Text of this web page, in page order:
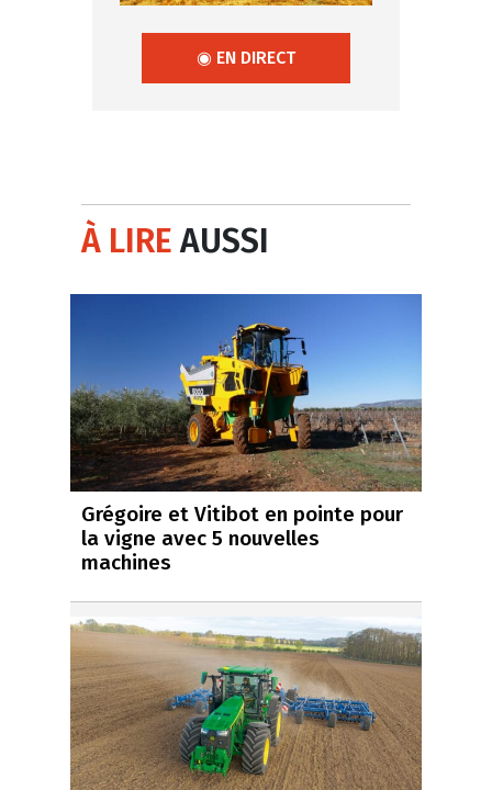
◉ EN DIRECT
À LIREAUSSI
Grégoire et Vitibot en pointe pour
la vigne avec 5 nouvelles
machines